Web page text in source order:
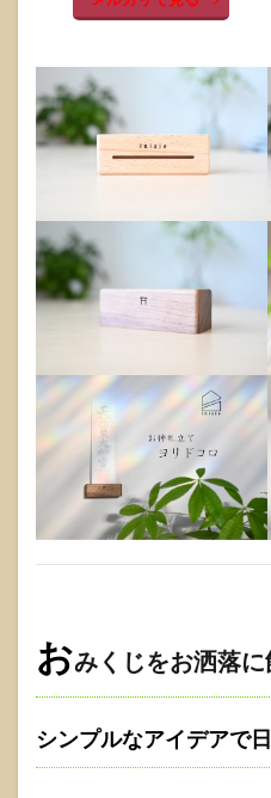
おみくじをお洒落に
シンプルなアイデアで